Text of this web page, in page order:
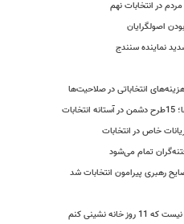
اصولگرایان
نماینده سنندج
انتخاباتی در صلاحیت‌‌‌ها
خاص در انتخابات
تمام می‌شود
رهبری پیرامون انتخابات شد
نشینی کنم